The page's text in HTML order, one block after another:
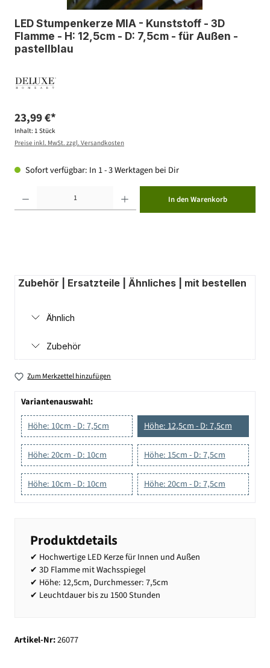
LED Stumpenkerze MIA - Kunststoff - 3D
Flamme - H: 12,5cm - D: 7,5cm - für Außen -
pastellblau
23,99 €*
Inhalt: 1 Stück
Preise inkl. MwSt. zzgl. Versandkosten
Sofort verfügbar: In 1 - 3 Werktagen bei Dir
In den Warenkorb
Zubehör | Ersatzteile | Ähnliches | mit bestellen
Ähnlich
Zubehör
Zum Merkzettel hinzufügen
Variantenauswahl:
Höhe: 10cm - D: 7,5cm
Höhe: 12,5cm - D: 7,5cm
Höhe: 20cm - D: 10cm Höhe: 15cm - D: 7,5cm
Höhe: 10cm - D: 10cm Höhe: 20cm - D: 7,5cm
Produktdetails
✔ Hochwertige LED Kerze für Innen und Außen
✔ 3D Flamme mit Wachsspiegel
✔ Höhe: 12,5cm, Durchmesser: 7,5cm
✔ Leuchtdauer bis zu 1500 Stunden
Artikel-Nr:26077